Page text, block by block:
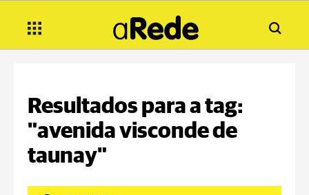
Resultados para a tag:
"avenida visconde de
taunay"